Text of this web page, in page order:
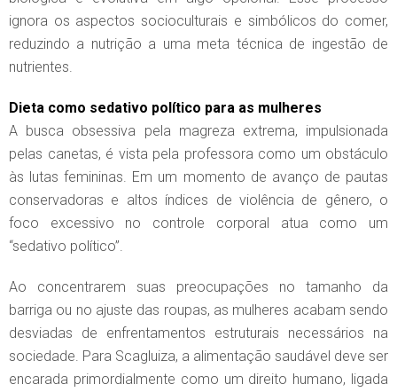
ignora os aspectos socioculturais e simbólicos do comer,
reduzindo a nutrição a uma meta técnica de ingestão de
nutrientes.
Dieta como sedativo político para as mulheres
A busca obsessiva pela magreza extrema, impulsionada
pelas canetas, é vista pela professora como um obstáculo
às lutas femininas. Em um momento de avanço de pautas
conservadoras e altos índices de violência de gênero, o
foco excessivo no controle corporal atua como um
“sedativo político”.
Ao concentrarem suas preocupações no tamanho da
barriga ou no ajuste das roupas, as mulheres acabam sendo
desviadas de enfrentamentos estruturais necessários na
sociedade. Para Scagluiza, a alimentação saudável deve ser
encarada primordialmente como um direito humano, ligada